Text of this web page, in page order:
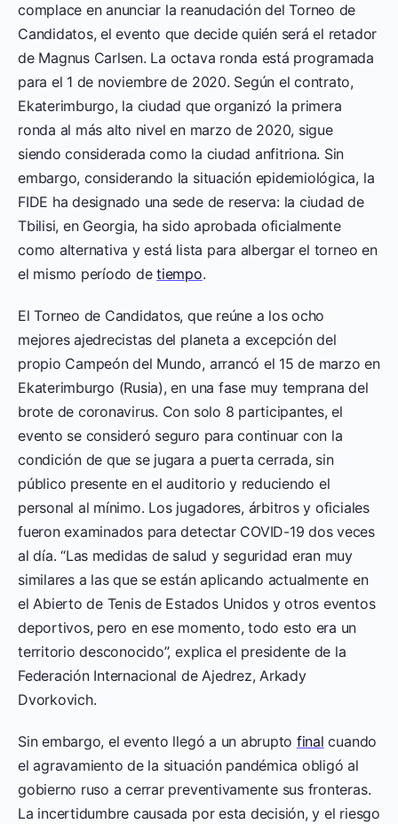
complace en anunciar la reanudación del Torneo de
Candidatos, el evento que decide quién será el retador
de Magnus Carlsen. La octava ronda está programada
para el 1 de noviembre de 2020. Según el contrato,
Ekaterimburgo, la ciudad que organizó la primera
ronda al más alto nivel en marzo de 2020, sigue
siendo considerada como la ciudad anfitriona. Sin
embargo, considerando la situación epidemiológica, la
FIDE ha designado una sede de reserva: la ciudad de
Tbilisi, en Georgia, ha sido aprobada oficialmente
como alternativa y está lista para albergar el torneo en
el mismo período detiempo.
El Torneo de Candidatos, que reúne a los ocho
mejores ajedrecistas del planeta a excepción del
propio Campeón del Mundo, arrancó el 15 de marzo en
Ekaterimburgo (Rusia), en una fase muy temprana del
brote de coronavirus. Con solo 8 participantes, el
evento se consideró seguro para continuar con la
condición de que se jugara a puerta cerrada, sin
público presente en el auditorio y reduciendo el
personal al mínimo. Los jugadores, árbitros y oficiales
fueron examinados para detectar COVID-19 dos veces
al día. “Las medidas de salud y seguridad eran muy
similares a las que se están aplicando actualmente en
el Abierto de Tenis de Estados Unidos y otros eventos
deportivos, pero en ese momento, todo esto era un
territorio desconocido”, explica el presidente de la
Federación Internacional de Ajedrez, Arkady
Dvorkovich.
Sin embargo, el evento llegó a un abrupto final cuando
el agravamiento de la situación pandémica obligó al
gobierno ruso a cerrar preventivamente sus fronteras.
La incertidumbre causada por esta decisión, y el riesgo